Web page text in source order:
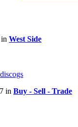
West Side
in Buy - Sell - Trade